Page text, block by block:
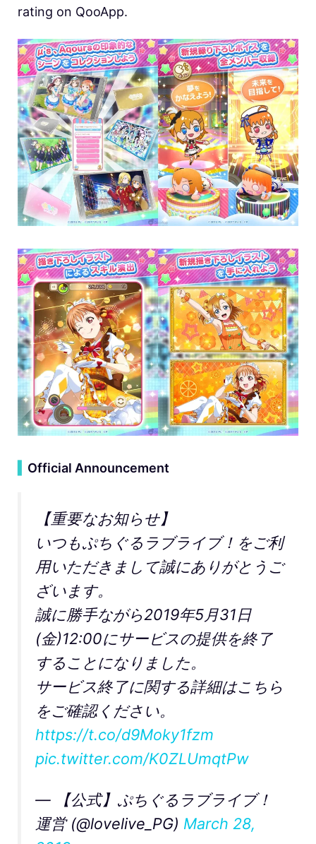
rating on QooApp.
Official Announcement
【重要なお知らせ】
いつもぷちぐるラブライブ！をご利
用いただきまして誠にありがとうご
ざいます。
誠に勝手ながら2019年5月31日
(金)12:00にサービスの提供を終了
することになりました。
サービス終了に関する詳細はこちら
をご確認ください。
https://t.co/d9Moky1fzm
pic.twitter.com/K0ZLUmqtPw
— 【公式】ぷちぐるラブライブ！
運営 (@lovelive_PG) March 28,